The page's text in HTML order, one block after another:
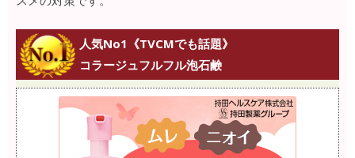
人気No1《TVCMでも話題》
コラージュフルフル泡石鹸